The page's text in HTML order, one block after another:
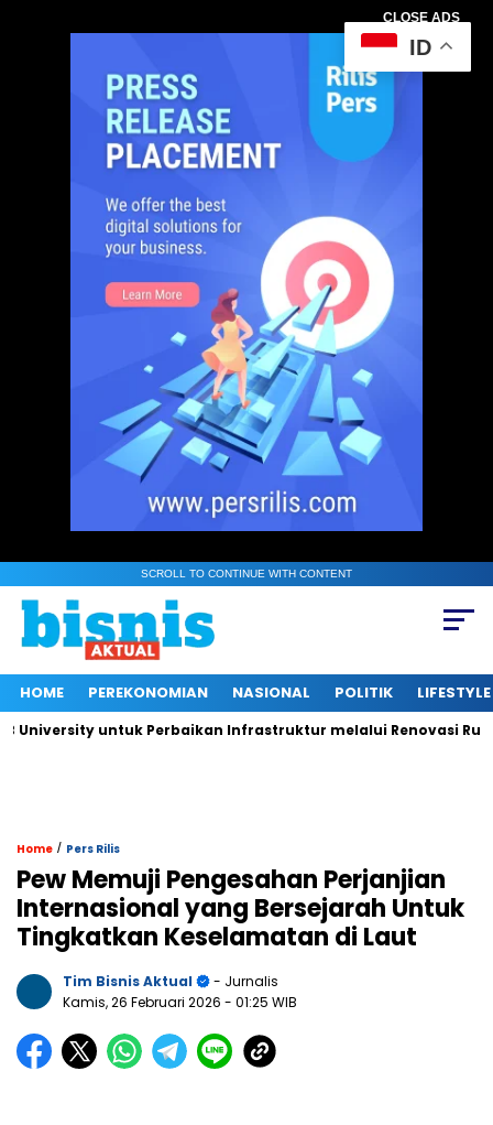
CLOSE ADS
SCROLL TO CONTINUE WITH CONTENT
HOME PEREKONOMIAN NASIONAL POLITIK LIFESTYLE
untuk Perbaikan Infrastruktur melalui Renovasi Ruang
Home / Pers Rilis
Pew Memuji Pengesahan Perjanjian
Internasional yang Bersejarah Untuk
Tingkatkan Keselamatan di Laut
Tim Bisnis Aktual
- Jurnalis
Kamis, 26 Februari 2026 - 01:25 WIB
ID